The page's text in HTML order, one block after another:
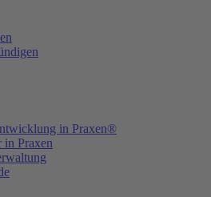
in Praxen®
in Praxen